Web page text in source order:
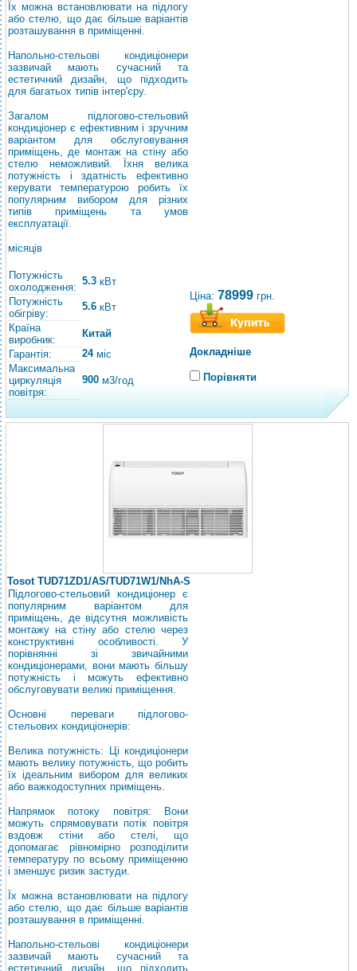
Їх можна встановлювати на підлогу
або стелю, що дає більше варіантів
розташування в приміщенні.
Напольно-стельові кондиціонери
зазвичай мають сучасний та
естетичний дизайн, що підходить
для багатьох типів інтер'єру.
Загалом підлогово-стельовий
кондиціонер є ефективним і зручним
варіантом для обслуговування
приміщень, де монтаж на стіну або
стелю неможливий. Їхня велика
потужність і здатність ефективно
керувати температурою робить їх
популярним вибором для різних
типів приміщень та умов
експлуатації.
місяців
Потужність
охолодження:
5.3 кВт
Потужність
обігріву:
5.6 кВт
Країна
виробник:
Китай
Гарантія:
24міс
Максимальна
циркуляція
повітря:
900 м3/год
Ціна: 78999 грн.
Докладніше
Порівняти
Tosot TUD71ZD1/AS/TUD71W1/NhA-S
Підлогово-стельовий кондиціонер є
популярним варіантом для
приміщень, де відсутня можливість
монтажу на стіну або стелю через
конструктивні особливості. У
порівнянні зі звичайними
кондиціонерами, вони мають більшу
потужність і можуть ефективно
обслуговувати великі приміщення.
Основні переваги підлогово-
стельових кондиціонерів:
Велика потужність: Ці кондиціонери
мають велику потужність, що робить
їх ідеальним вибором для великих
або важкодоступних приміщень.
Напрямок потоку повітря: Вони
можуть спрямовувати потік повітря
вздовж стіни або стелі, що
допомагає рівномірно розподілити
температуру по всьому приміщенню
і зменшує ризик застуди.
Їх можна встановлювати на підлогу
або стелю, що дає більше варіантів
розташування в приміщенні.
Напольно-стельові кондиціонери
зазвичай мають сучасний та
естетичний дизайн, що підходить